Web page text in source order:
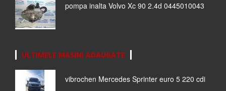
pompa inalta Volvo Xc 90 2.4d 0445010043
ULTIMELE MASINI ADAUGATE
vibrochen Mercedes Sprinter euro 5 220 cdi